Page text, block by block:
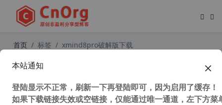
首页 标签 xmind8pro破解版下载
XMind 8 Pro Update 8 v3.7.8 中文版
本站通知
登陆显示不正常，刷新一下再登陆即可，因为启用了缓存！
如果下载链接失效或空链接，仅能通过唯一通道，左下方菜